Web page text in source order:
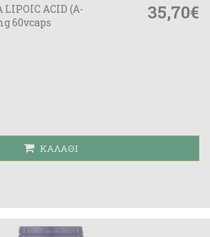
LIPOIC ACID (Α-
60vcaps
35,70€
ΚΑΛΆΘΙ